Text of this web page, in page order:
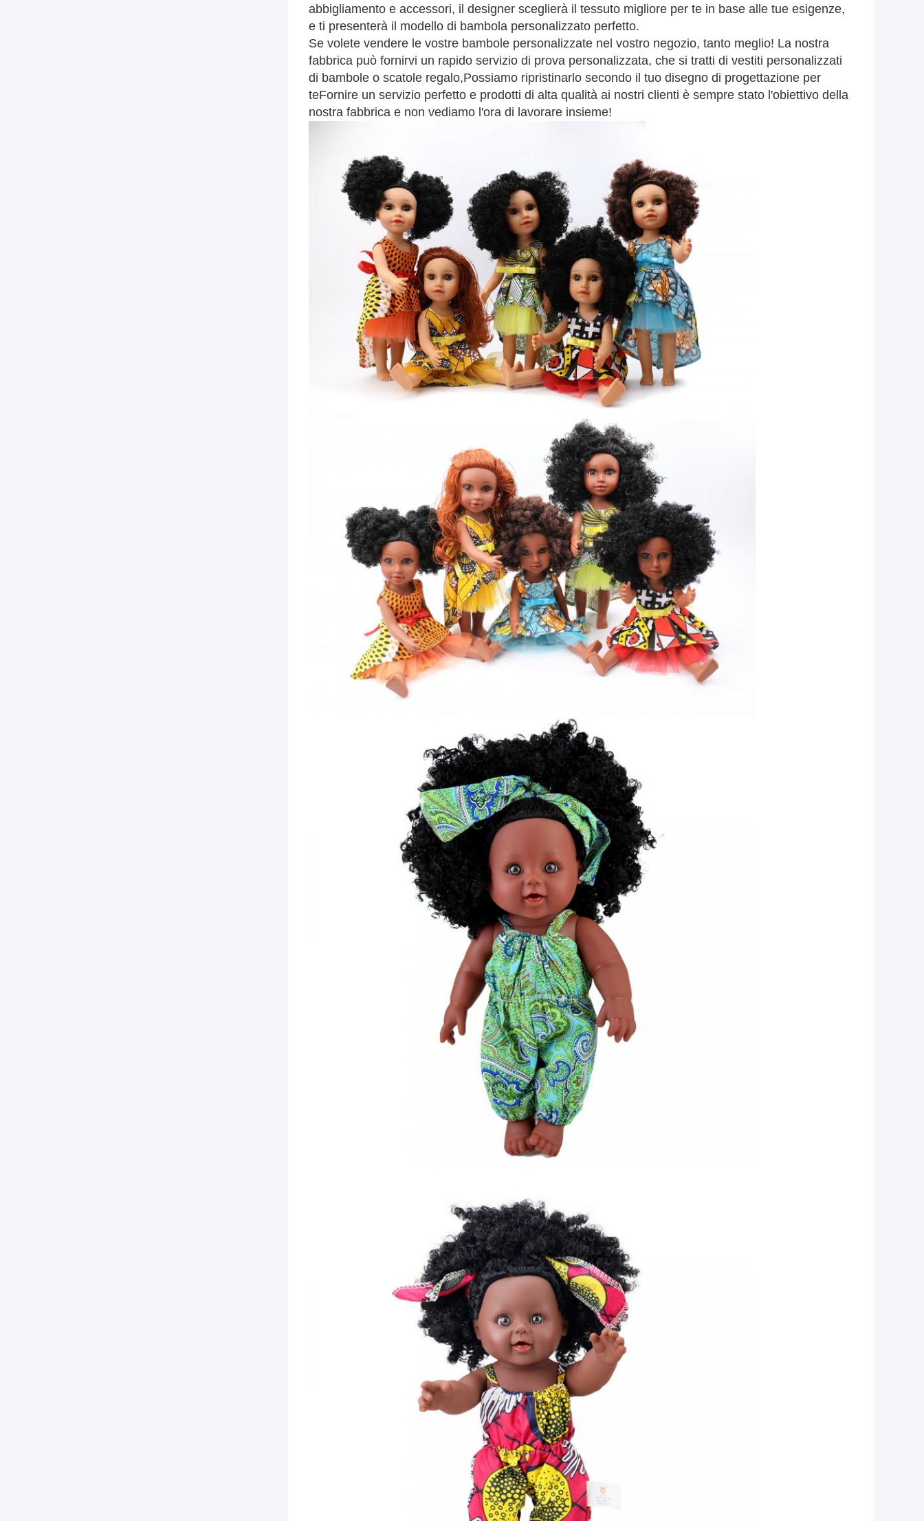
abbigliamento e accessori, il designer sceglierà il tessuto migliore per te in base alle tue esigenze,
e ti presenterà il modello di bambola personalizzato perfetto.
Se volete vendere le vostre bambole personalizzate nel vostro negozio, tanto meglio! La nostra
fabbrica può fornirvi un rapido servizio di prova personalizzata, che si tratti di vestiti personalizzati
di bambole o scatole regalo,Possiamo ripristinarlo secondo il tuo disegno di progettazione per
teFornire un servizio perfetto e prodotti di alta qualità ai nostri clienti è sempre stato l'obiettivo della
nostra fabbrica e non vediamo l'ora di lavorare insieme!